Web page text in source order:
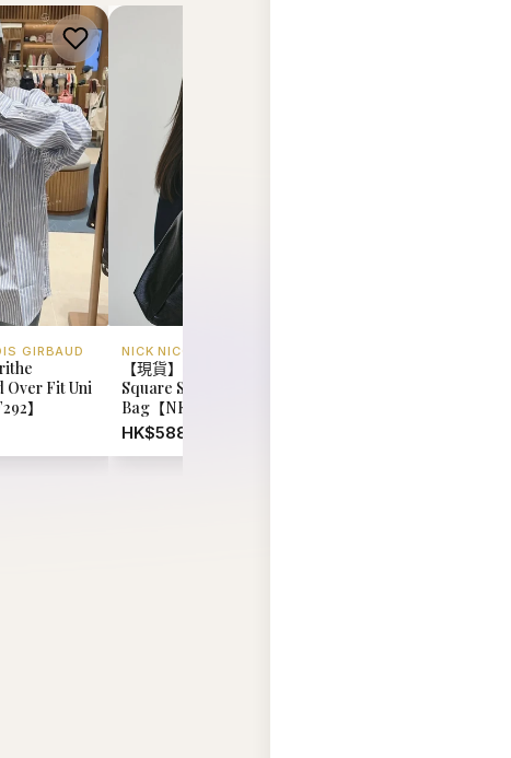
GIRBAUD
Over Fit Uni
】
NICK NICOLE
【現貨】韓國 Nick Nicole
Square Shoulder
Bag【NK067】
HK$588.00